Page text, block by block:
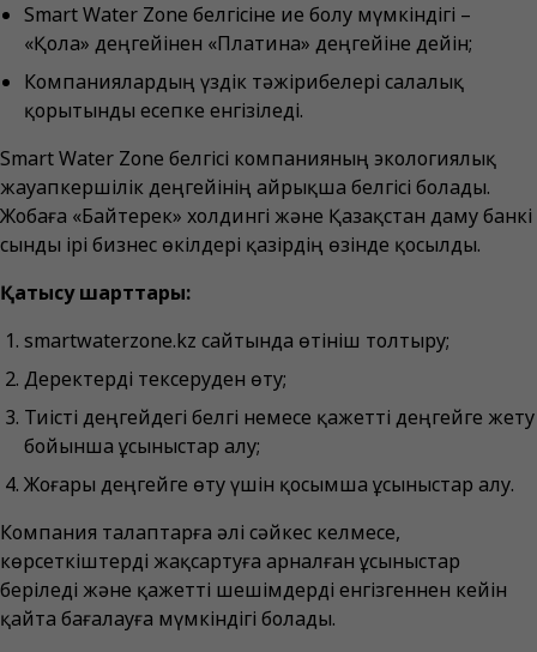
Smart Water Zone белгісіне ие болу мүмкіндігі –
«Қола» деңгейінен «Платина» деңгейіне дейін;
Компаниялардың үздік тәжірибелері салалық
қорытынды есепке енгізіледі.
Smart Water Zone белгісі компанияның экологиялық
жауапкершілік деңгейінің айрықша белгісі болады.
Жобаға «Байтерек» холдингі және Қазақстан даму банкі
сынды ірі бизнес өкілдері қазірдің өзінде қосылды.
Қатысу шарттары:
smartwaterzone.kz сайтында өтініш толтыру;
Деректерді тексеруден өту;
Тиісті деңгейдегі белгі немесе қажетті деңгейге жету
бойынша ұсыныстар алу;
Жоғары деңгейге өту үшін қосымша ұсыныстар алу.
Компания талаптарға әлі сәйкес келмесе,
көрсеткіштерді жақсартуға арналған ұсыныстар
беріледі және қажетті шешімдерді енгізгеннен кейін
қайта бағалауға мүмкіндігі болады.